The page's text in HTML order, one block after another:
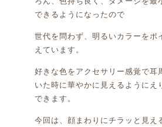
できるようになったので
世代を問わず、明るいカラーをポ
えています。
好きな色をアクセサリー感覚で耳
いた時に華やかに見えるようにえ
できます。
今回は、顔まわりにチラッと見え